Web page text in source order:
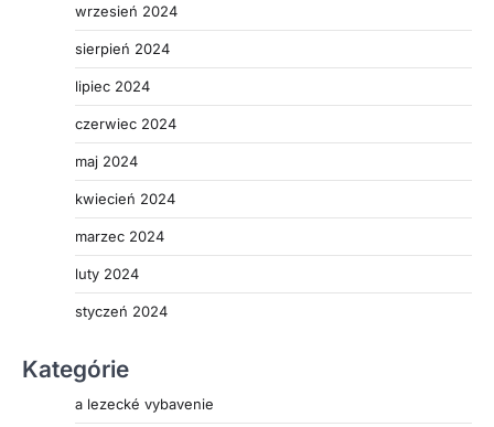
wrzesień 2024
sierpień 2024
lipiec 2024
czerwiec 2024
maj 2024
kwiecień 2024
marzec 2024
luty 2024
styczeń 2024
Kategórie
a lezecké vybavenie